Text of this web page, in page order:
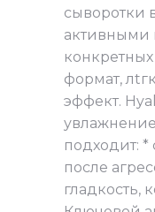
сыворотки
активными
формат,
эффект.
подходит: *
после
гладкость,